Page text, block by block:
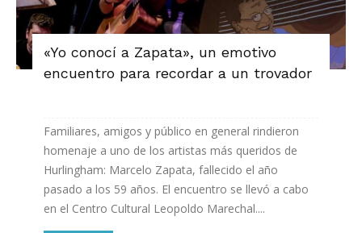
«Yo conocí a Zapata», un emotivo
encuentro para recordar a un trovador
Familiares, amigos y público en general rindieron
homenaje a uno de los artistas más queridos de
Hurlingham: Marcelo Zapata, fallecido el año
pasado a los 59 años. El encuentro se llevó a cabo
en el Centro Cultural Leopoldo Marechal....